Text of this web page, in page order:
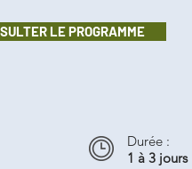
LE PROGRAMME
Durée :
1 à 3 jours